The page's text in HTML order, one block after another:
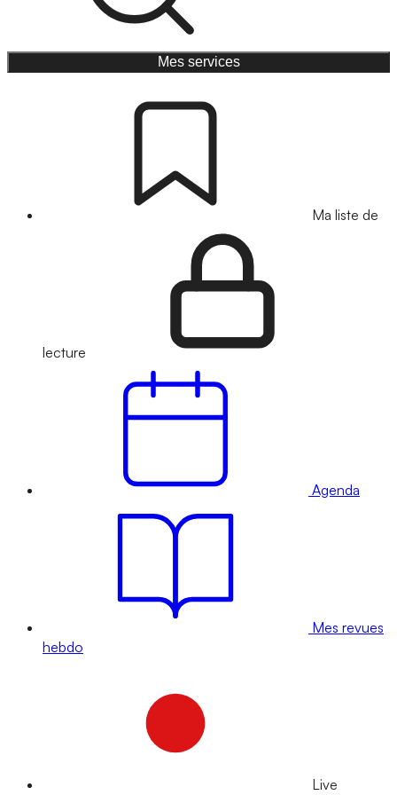
Mes services
Ma liste de
lecture
Agenda
Mes revues
hebdo
Live